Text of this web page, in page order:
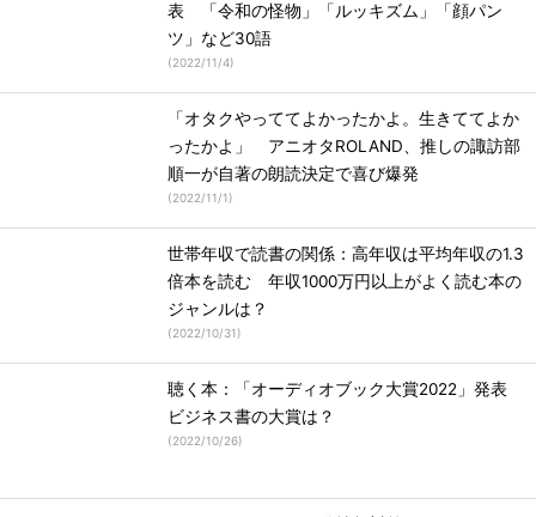
表 「令和の怪物」「ルッキズム」「顔パン
ツ」など30語
(2022/11/4)
「オタクやっててよかったかよ。生きててよか
ったかよ」 アニオタROLAND、推しの諏訪部
順一が自著の朗読決定で喜び爆発
(2022/11/1)
世帯年収で読書の関係：高年収は平均年収の1.3
倍本を読む 年収1000万円以上がよく読む本の
ジャンルは？
(2022/10/31)
聴く本：「オーディオブック大賞2022」発表
ビジネス書の大賞は？
(2022/10/26)